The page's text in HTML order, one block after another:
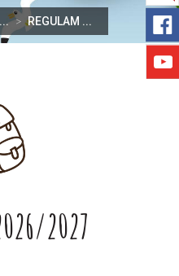
> REGULAM ...
2027